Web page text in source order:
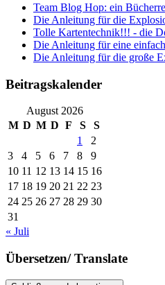
Team Blog Hop: ein
Die Anleitung für die
Tolle Kartentechnik!!! - die
Die Anleitung für eine
Die Anleitung für die große
Beitragskalender
August 2026
M D M D F S
S
1
2
3
4 5 6 7 8
9
10 11 12 13 14 15 16
17 18 19 20 21 22 23
24 25 26 27 28 29 30
31
« Juli
Übersetzen/ Translate